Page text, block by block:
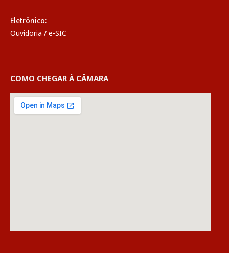
Eletrônico:
Ouvidoria / e-SIC
COMO CHEGAR À CÂMARA